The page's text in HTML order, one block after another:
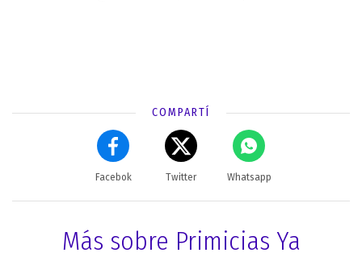
COMPARTÍ
Facebok Twitter Whatsapp
Más sobre Primicias Ya